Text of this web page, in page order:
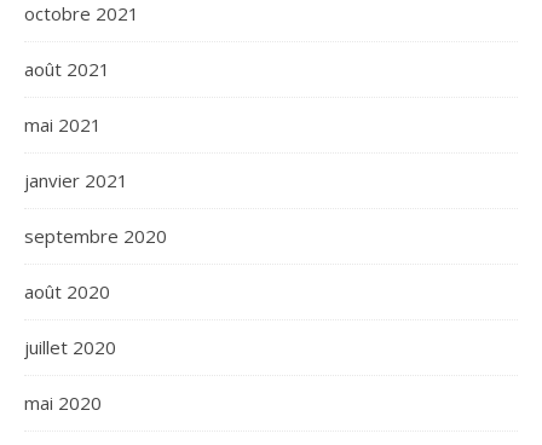
octobre 2021
août 2021
mai 2021
janvier 2021
septembre 2020
août 2020
juillet 2020
mai 2020